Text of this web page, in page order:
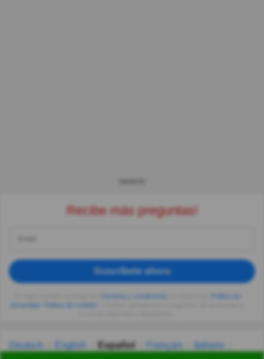
Recibe más preguntas!
Suscríbete ahora
privacidad
Deutsch English Español Français
Italiano